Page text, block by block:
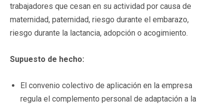
trabajadores que cesan en su actividad por causa de
maternidad, paternidad, riesgo durante el embarazo,
riesgo durante la lactancia, adopción o acogimiento.
Supuesto de hecho:
El convenio colectivo de aplicación en la empresa
regula el complemento personal de adaptación a la